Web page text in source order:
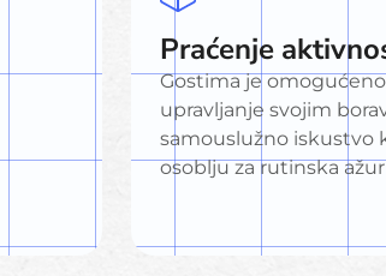
Praćenje
Gostima je
upravljanje svojim
samouslužno iskustvo
osoblju za rutinska